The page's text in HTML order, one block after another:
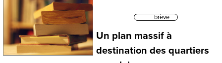
brève
Un plan massif à
destination des quartiers